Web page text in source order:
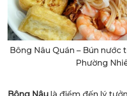
Bông Nâu Quán – Bún nước
Phường